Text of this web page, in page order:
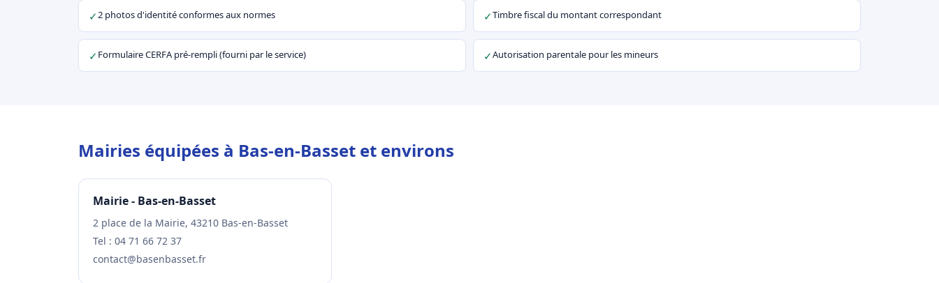
✓2 photos d'identité conformes aux normes ✓Timbre fiscal du montant correspondant
✓ Formulaire CERFA pré-rempli (fourni par le service) ✓Autorisation parentale pour les mineurs
Mairies équipées à Bas-en-Basset et environs
Mairie - Bas-en-Basset
2 place de la Mairie, 43210 Bas-en-Basset
Tel : 04 71 66 72 37
contact@basenbasset.fr